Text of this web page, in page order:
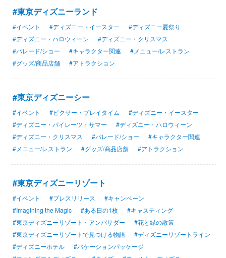
#東京ディズニーランド
#イベント #ディズニー・イースター
#ディズニー夏祭り
#ディズニー・ハロウィーン
#ディズニー・クリスマス
#パレード/ショー
#キャラクター関連
#メニュー/レストラン
#グッズ/商品店舗
#アトラクション
#東京ディズニーシー
#イベント #ピクサー・プレイタイム
#ディズニー・イースター
#ディズニー・パイレーツ・サマー
#ディズニー・ハロウィーン
#ディズニー・クリスマス
#パレード/ショー
#キャラクター関連
#メニュー/レストラン
#グッズ/商品店舗 #アトラクション
#東京ディズニーリゾート
#イベント #プレスリリース
#キャンペーン
#Imagining the Magic
#ある日の1枚
#キャスティング
#東京ディズニーリゾート・アンバサダー
#花と緑の散策
#東京ディズニーリゾートで見つける物語
#ディズニーリゾートライン
#ディズニーホテル
#バケーションパッケージ